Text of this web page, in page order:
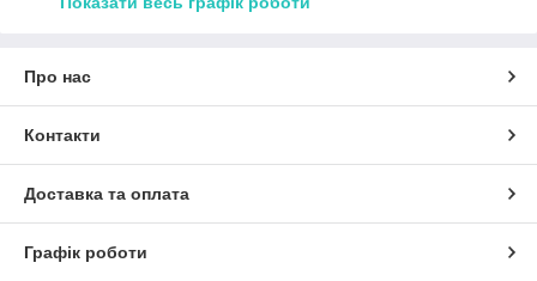
Про нас
Контакти
Доставка та оплата
Графік роботи